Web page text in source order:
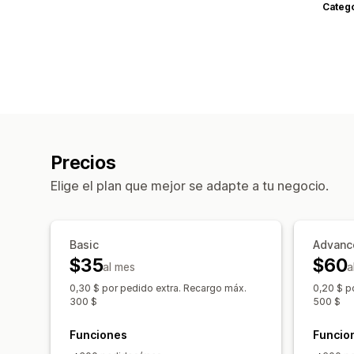
Precios
Elige el plan que mejor se adapte a tu negocio.
Basic
$35al mes
0,30 $ por pedido extra. Recargo máx.
300 $
Funciones
$60
0,20 $
500 $